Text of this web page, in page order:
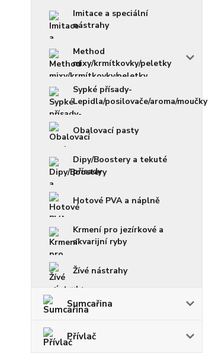
Imitace a speciální
nástrahy
Method
mixy/krmítkovky/peletky
Sypké přísady-
Lepidla/posilovače/aroma/moučky
Obalovací pasty
Dipy/Boostery a tekuté
přísady
Hotové PVA a náplně
Krmení pro jezírkové a
akvarijní ryby
Žívé nástrahy
Sumcařina
Přívlač